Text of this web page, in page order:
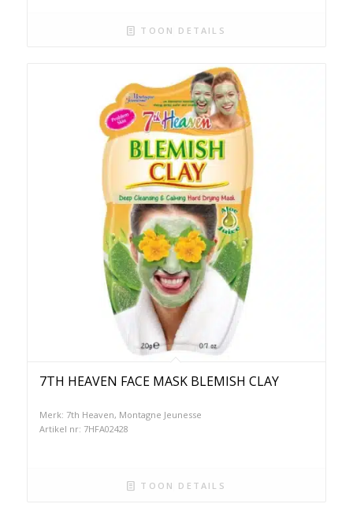
TOON DETAILS
7TH HEAVEN FACE MASK BLEMISH CLAY
Merk: 7th Heaven, Montagne Jeunesse
Artikel nr: 7HFA02428
TOON DETAILS